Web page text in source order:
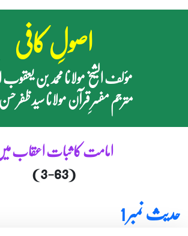
اصولِ کافی
مؤلف الشیخ مولانا محمد بن یعقوب
مترجم مفسرِ قرآن مولانا سید ظفر
امامت کا ثبات اعقاب
(3-63)
حدیث نمبر 1